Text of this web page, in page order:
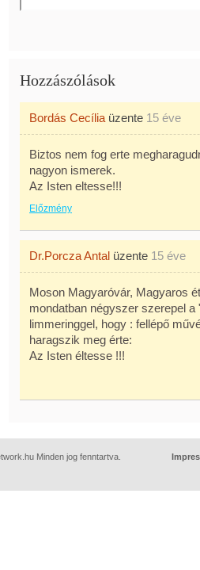
Hozzászólások
Bordás Cecília üzente 15 éve
Biztos nem fog erte
nagyon ismerek.
Az Isten eltesse!!!
Előzmény
Dr.Porcza Antal üzente 15 éve
Moson Magyaróvár, Magyaros
mondatban négyszer szerepel
limmeringgel, hogy : fellépő
haragszik meg érte:
Az Isten éltesse !!!
Minden jog fenntartva.